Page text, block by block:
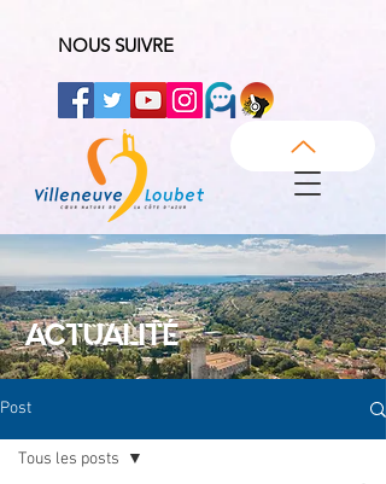
NOUS SUIVRE
ACTUALITÉ
Post
Tous les posts